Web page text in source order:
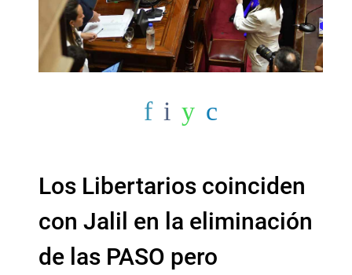
Los Libertarios coinciden
con Jalil en la eliminación
de las PASO pero